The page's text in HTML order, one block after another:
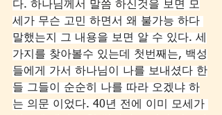
다. 하나님께서 말씀 하신것을 보면 모
세가 무슨 고민 하면서 왜 불가능 하다
말했는지 그 내용을 보면 알 수 있다. 세
가지를 찾아볼수 있는데 첫번째는, 백성
들에게 가서 하나님이 나를 보내셨다 한
들 그들이 순순히 나를 따라 오겠냐 하
는 의문 이었다. 40년 전에 이미 모세가